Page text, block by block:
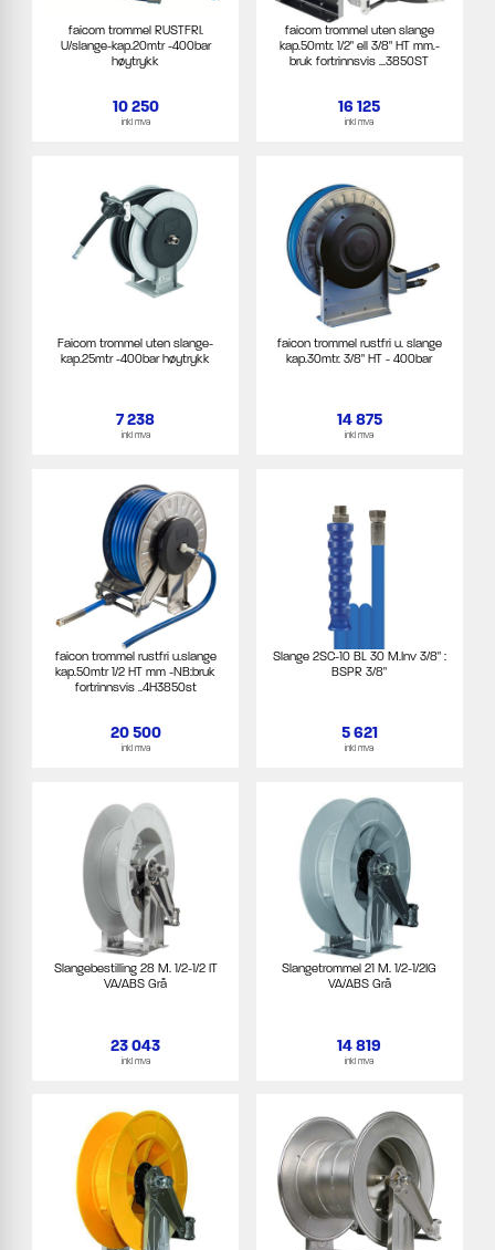
faicom trommel RUSTFRI.
U/slange-kap.20mtr -400bar
høytrykk
10 250
inkl mva
faicom trommel uten slange
kap.50mtr. 1/2" ell 3/8" HT mm.-
bruk fortrinnsvis ...3850ST
16 125
inkl mva
Faicom trommel uten slange-
kap.25mtr -400bar høytrykk
7 238
inkl mva
faicon trommel rustfri u. slange
kap.30mtr. 3/8" HT - 400bar
14 875
inkl mva
faicon trommel rustfri u.slange
kap.50mtr 1/2 HT mm -NB:bruk
fortrinnsvis ..4H3850st
20 500
inkl mva
Slange 2SC-10 BL 30 M.Inv 3/8" :
BSPR 3/8"
5 621
inkl mva
Slangebestilling 28 M. 1/2-1/2 IT
VA/ABS Grå
23 043
inkl mva
Slangetrommel 21 M. 1/2-1/2IG
VA/ABS Grå
14 819
inkl mva